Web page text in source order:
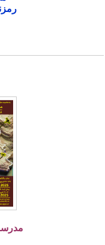
مدرسه